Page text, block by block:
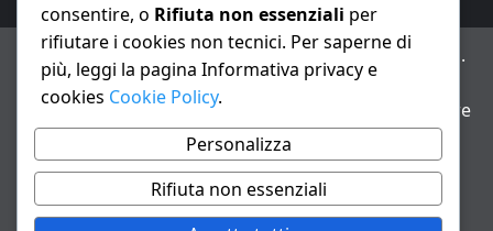
ANNO XXIII – Testata giornalistica reg. Trib. Milano n.
487 del 20/9/2002 – Dir. resp. Andrea Fiorini
Avviso IA: alcuni articoli di questo sito possono essere
realizzati con il supporto di sistemi di intelligenza
artificiale con supervisione e verifica di un redattore
Informativa privacy e cookie
consentire, o Rifiuta non essenziali per
rifiutare i cookies non tecnici. Per saperne di
più, leggi la pagina Informativa privacy e
cookies Cookie Policy.
Personalizza
Rifiuta non essenziali